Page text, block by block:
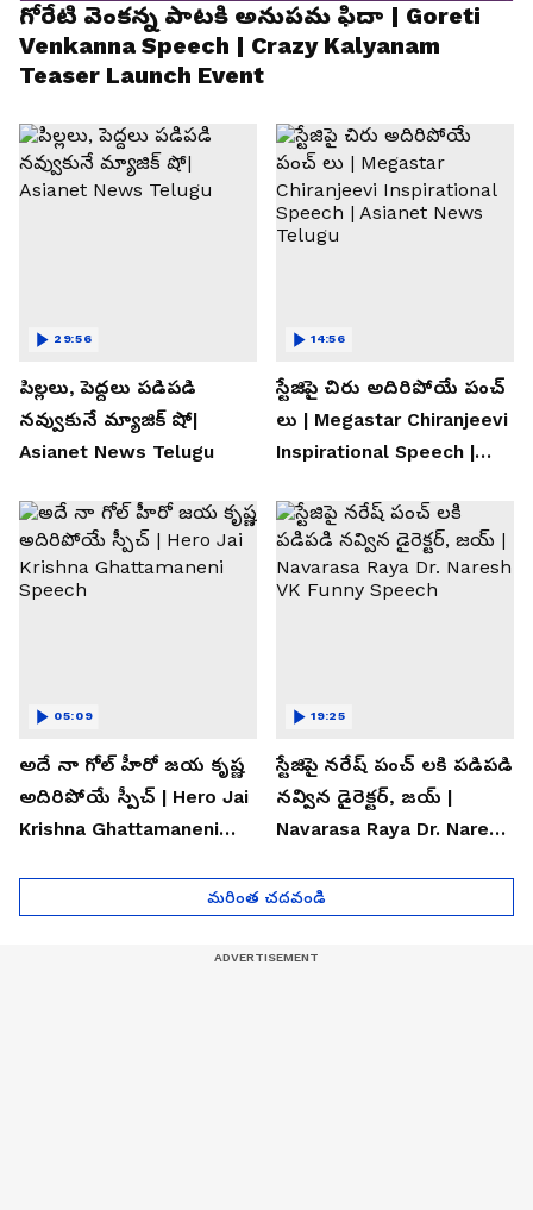
గోరేటి వెంకన్న పాటకి అనుపమ ఫిదా | Goreti
Venkanna Speech | Crazy Kalyanam
Teaser Launch Event
పిల్లలు, పెద్దలు పడిపడి
నవ్వుకునే మ్యాజిక్ షో|
Asianet News Telugu
29:56
స్టేజిపై చిరు అదిరిపోయే పంచ్
లు | Megastar Chiranjeevi
Inspirational Speech |
14:56
అదే నా గోల్ హీరో జయ కృష్ణ
అదిరిపోయే స్పీచ్ | Hero Jai
Krishna Ghattamaneni
05:09
స్టేజిపై నరేష్ పంచ్ లకి పడిపడి
నవ్విన డైరెక్టర్, జయ్ |
Navarasa Raya Dr. Naresh
19:25
మరింత చదవండి